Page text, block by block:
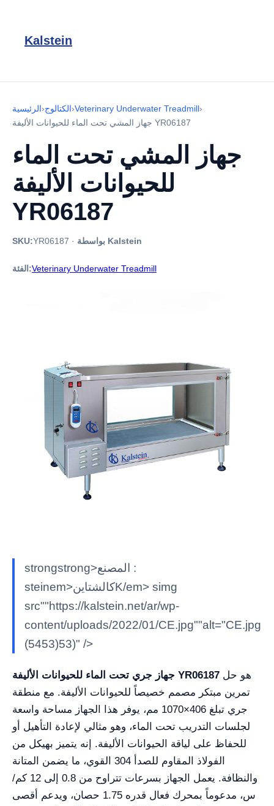
Kalstein
الرئيسية›الكتالوج›Veterinary Underwater Treadmill›
جهاز المشي تحت الماء للحيوانات الأليفة YR06187
جهاز المشي تحت الماء
للحيوانات الأليفة
YR06187
SKU:YR06187 · بواسطة Kalstein
الفئة:Veterinary Underwater Treadmill
strongstrong>المصنع :
steinem>كالشتاينK/em> simg
src""https://kalstein.net/ar/wp-
content/uploads/2022/01/CE.jpg""alt="CE.jpg
(5453)53)" />
جهاز جري تحت الماء للحيوانات الأليفة YR06187
تمرين مبتكر مصمم خصيصاً للحيوانات الأليفة. مع منطقة
جري تبلغ 406×1070 مم، يوفر هذا الجهاز مساحة واسعة
لجلسات التدريب تحت الماء، وهو مثالي لإعادة التأهيل أو
للحفاظ على لياقة الحيوانات الأليفة. إنه يتميز بهيكل من
الفولاذ المقاوم للصدأ 304 القوي، ما يضمن المتانة
والنظافة. يعمل الجهاز بسرعات تتراوح من 0.8 إلى 12 كم/
س، مدعوماً بمحرك فعال قدره 1.75 حصان، ويدعم أقصى